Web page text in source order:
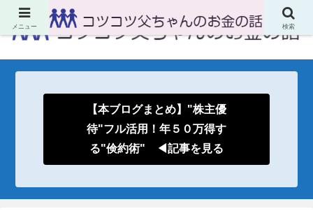
【本ブログまとめ】"株主優
待"フル活用！年５０万得す
る"倹約術" ◀記事を見る
メニュー 検索